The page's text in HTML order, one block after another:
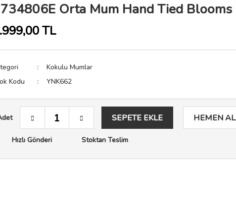
Orta Mum Hand Tied Blooms
TL
Kokulu Mumlar
Kodu
YNK662
SEPETE EKLE HEMEN AL
Hızlı Gönderi Stoktan Teslim